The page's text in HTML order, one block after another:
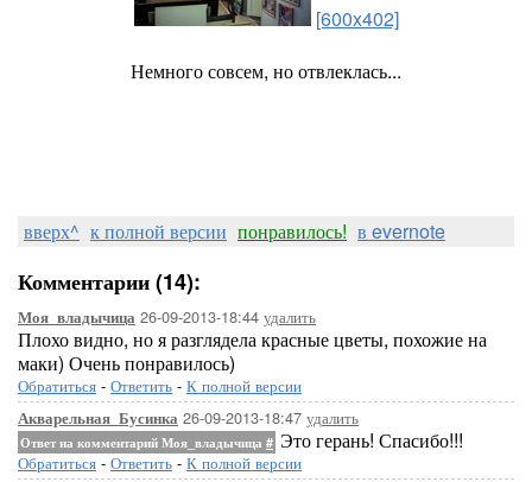
[600x402]
Немного совсем, но отвлеклась...
вверх^ к полной версии понравилось! в evernote
Комментарии (14):
Моя_владычица 26-09-2013-18:44 удалить
Плохо видно, но я разглядела красные цветы, похожие на
маки) Очень понравилось)
Обратиться - Ответить - К полной версии
Акварельная_Бусинка 26-09-2013-18:47 удалить
Ответ на комментарий Моя_владычица # Это герань! Спасибо!!!
Обратиться - Ответить - К полной версии